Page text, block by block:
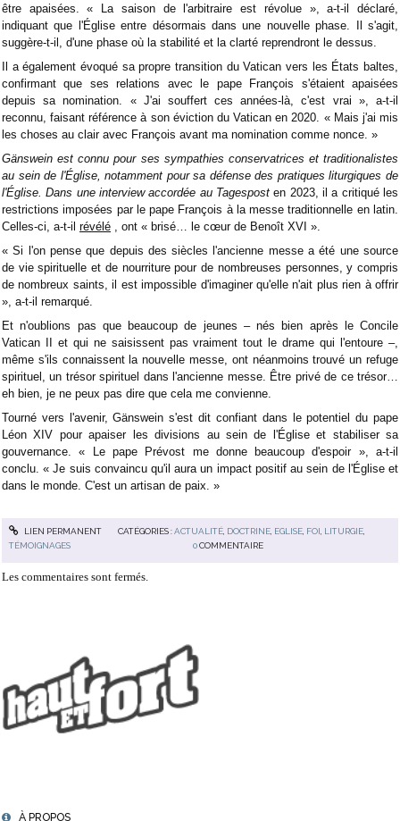
À PROPOS
être apaisées. « La saison de l'arbitraire est révolue », a-t-il déclaré,
indiquant que l'Église entre désormais dans une nouvelle phase. Il s'agit,
suggère-t-il, d'une phase où la stabilité et la clarté reprendront le dessus.
Il a également évoqué sa propre transition du Vatican vers les États baltes,
confirmant que ses relations avec le pape François s'étaient apaisées
depuis sa nomination. « J'ai souffert ces années-là, c'est vrai », a-t-il
reconnu, faisant référence à son éviction du Vatican en 2020. « Mais j'ai mis
les choses au clair avec François avant ma nomination comme nonce. »
Gänswein est connu pour ses sympathies conservatrices et traditionalistes
au sein de l'Église, notamment pour sa défense des pratiques liturgiques de
l'Église. Dans une interview accordée au Tagespost en 2023, il a critiqué les
restrictions imposées par le pape François à la messe traditionnelle en latin.
Celles-ci, a-t-il révélé , ont « brisé… le cœur de Benoît XVI ».
« Si l'on pense que depuis des siècles l'ancienne messe a été une source
de vie spirituelle et de nourriture pour de nombreuses personnes, y compris
de nombreux saints, il est impossible d'imaginer qu'elle n'ait plus rien à offrir
», a-t-il remarqué.
Et n'oublions pas que beaucoup de jeunes – nés bien après le Concile
Vatican II et qui ne saisissent pas vraiment tout le drame qui l'entoure –,
même s'ils connaissent la nouvelle messe, ont néanmoins trouvé un refuge
spirituel, un trésor spirituel dans l'ancienne messe. Être privé de ce trésor…
eh bien, je ne peux pas dire que cela me convienne.
Tourné vers l'avenir, Gänswein s'est dit confiant dans le potentiel du pape
Léon XIV pour apaiser les divisions au sein de l'Église et stabiliser sa
gouvernance. « Le pape Prévost me donne beaucoup d'espoir », a-t-il
conclu. « Je suis convaincu qu'il aura un impact positif au sein de l'Église et
dans le monde. C'est un artisan de paix. »
LIEN PERMANENT CATÉGORIES :ACTUALITÉ, DOCTRINE, EGLISE, FOI LITURGIE,
TÉMOIGNAGES
0 COMMENTAIRE
Les commentaires sont fermés.